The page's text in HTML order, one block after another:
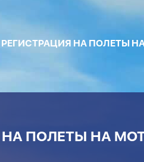
РЕГИСТРАЦИЯ НА ПОЛЕТЫ
ПОЛЕТЫ НА